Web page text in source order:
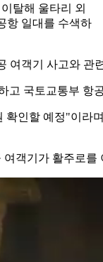
탈해 울타리 외
항 일대를 수색하
객기 사고와
국토교통부
인할 예정"이
객기가 활주로를